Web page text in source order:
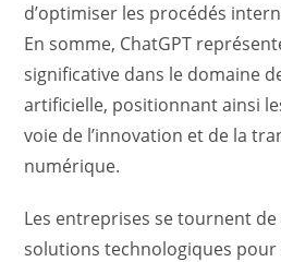
d’optimiser les procédés
En somme, ChatGPT
significative dans le domaine
artificielle, positionnant ainsi
voie de l’innovation et de la
numérique.
Les entreprises se tournent
solutions technologiques